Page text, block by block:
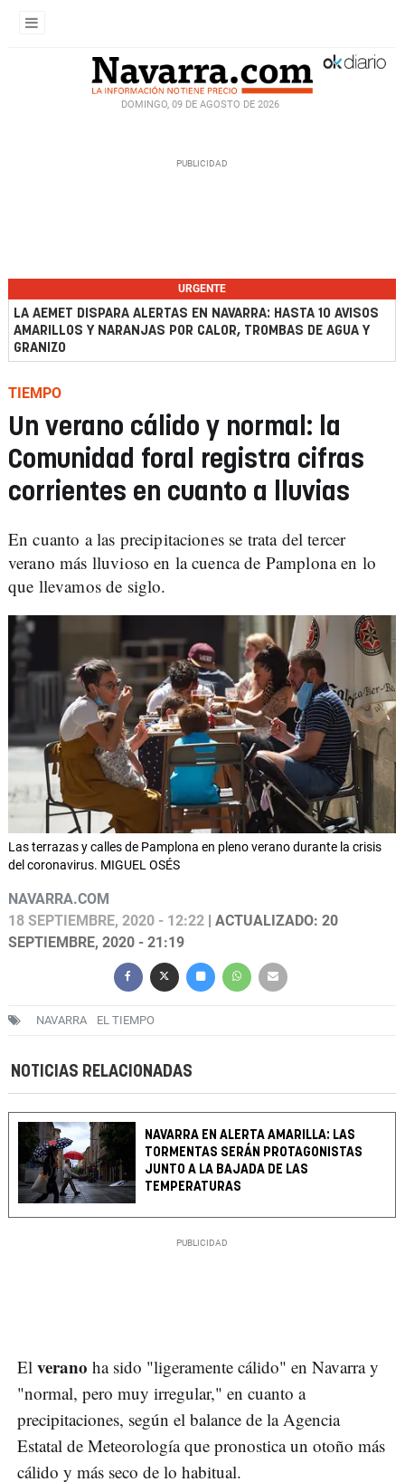
DOMINGO, 09 DE AGOSTO DE 2026
URGENTE
LA AEMET DISPARA ALERTAS EN NAVARRA: HASTA 10 AVISOS
AMARILLOS Y NARANJAS POR CALOR, TROMBAS DE AGUA Y
GRANIZO
TIEMPO
Un verano cálido y normal: la
Comunidad foral registra cifras
corrientes en cuanto a lluvias
En cuanto a las precipitaciones se trata del tercer
verano más lluvioso en la cuenca de Pamplona en lo
que llevamos de siglo.
Las terrazas y calles de Pamplona en pleno verano durante la crisis
del coronavirus. MIGUEL OSÉS
NAVARRA.COM
18 SEPTIEMBRE, 2020 - 12:22 | ACTUALIZADO: 20
SEPTIEMBRE, 2020 - 21:19
NAVARRA EL TIEMPO
NOTICIAS RELACIONADAS
NAVARRA EN ALERTA AMARILLA: LAS
TORMENTAS SERÁN PROTAGONISTAS
JUNTO A LA BAJADA DE LAS
TEMPERATURAS
El verano ha sido "ligeramente cálido" en Navarra y
"normal, pero muy irregular," en cuanto a
precipitaciones, según el balance de la Agencia
Estatal de Meteorología que pronostica un otoño más
cálido y más seco de lo habitual.